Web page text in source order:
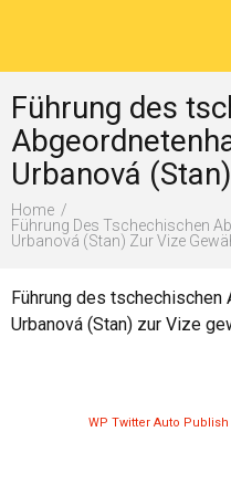
Lokal
Ratgeber
Service
Führung des
Urbanová
Home
Führung Des Tschechischen
Urbanová (Stan) Zur Vize
Führung des
Urbanová (Stan) zur Vize
WP Twitter Auto Publish